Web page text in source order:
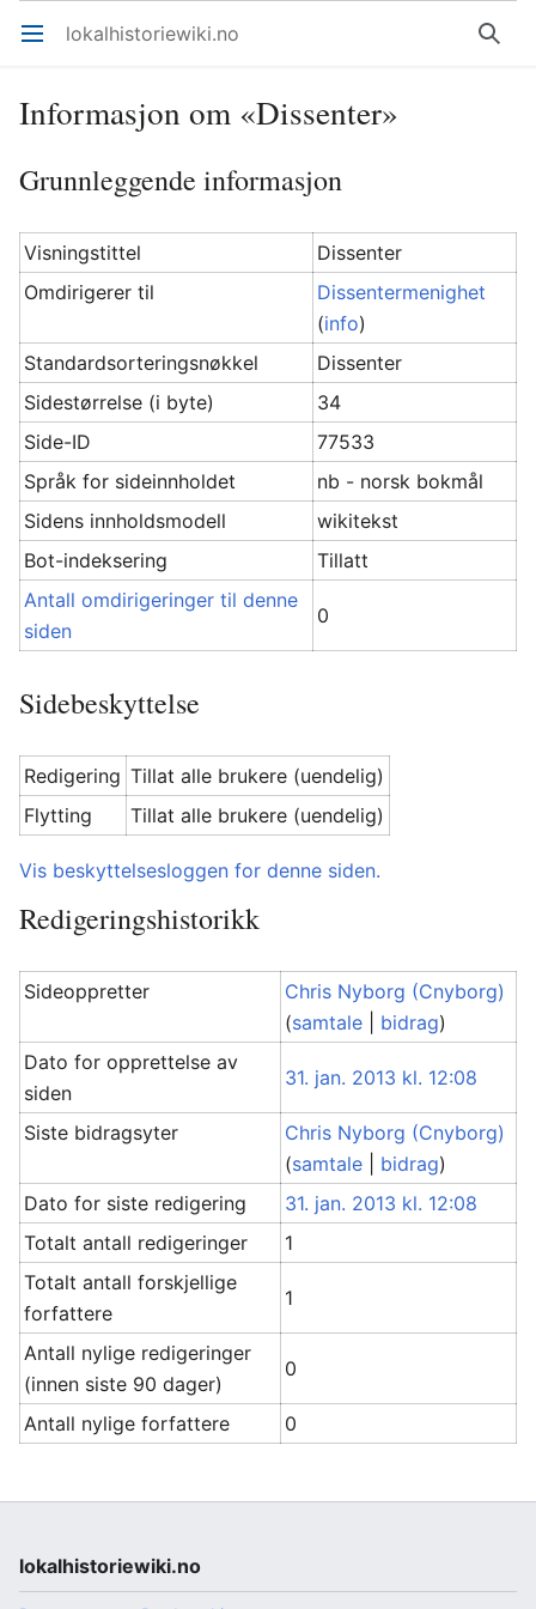
Åpne hovedmenyen lokalhistoriewiki.no Søk
Informasjon om «Dissenter»
Grunnleggende informasjon
Visningstittel
Dissenter
Omdirigerer til
Dissentermenighet
(info)
Standardsorteringsnøkkel
Dissenter
Sidestørrelse (i byte)
34
Side-ID
77533
Språk for sideinnholdet
nb - norsk bokmål
Sidens innholdsmodell
wikitekst
Bot-indeksering
Tillatt
Antall omdirigeringer til denne
siden
0
Sidebeskyttelse
Redigering Tillat alle brukere (uendelig)
Flytting
Tillat alle brukere (uendelig)
Vis beskyttelsesloggen for denne siden.
Redigeringshistorikk
Sideoppretter
Chris Nyborg (Cnyborg)
(samtale bidrag)
Dato for opprettelse av
siden
31. jan. 2013 kl. 12:08
Siste bidragsyter
Chris Nyborg (Cnyborg)
(samtale bidrag)
Dato for siste redigering
31. jan. 2013 kl. 12:08
Totalt antall redigeringer
1
Totalt antall forskjellige
forfattere
1
Antall nylige redigeringer
(innen siste 90 dager)
0
Antall nylige forfattere 0
lokalhistoriewiki.no